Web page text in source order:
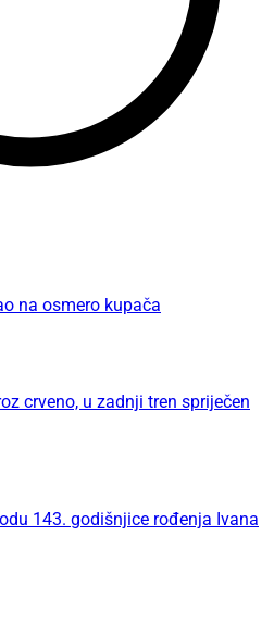
na osmero kupača
crveno, u zadnji tren spriječen
143. godišnjice rođenja Ivana